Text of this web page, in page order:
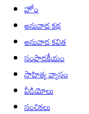
హోం
అనువాద కథ
అనువాద కవిత
సంపాదకీయం
సాహిత్య వ్యాసం
వీడియోలు
సంచికలు